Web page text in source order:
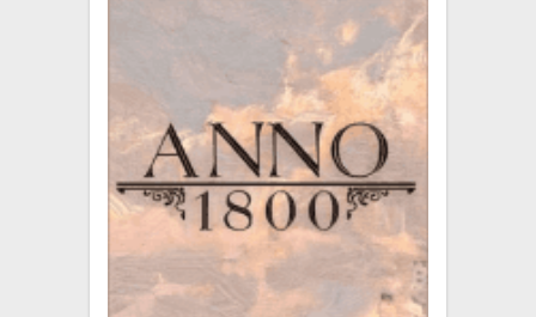
TCG & BOARDGAME HUB